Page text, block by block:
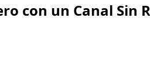
con un Canal Sin